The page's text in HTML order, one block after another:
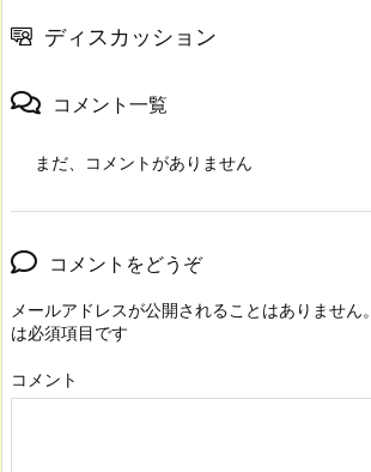
ディスカッション
コメント一覧
まだ、コメントがありません
コメントをどうぞ
メールアドレスが公開されることはありません。
は必須項目です
コメント